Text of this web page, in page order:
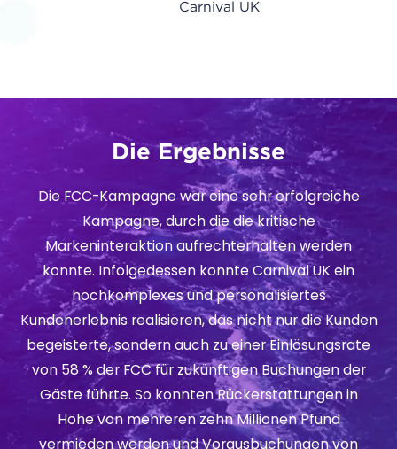
Carnival UK
Die Ergebnisse
Die FCC-Kampagne war eine sehr erfolgreiche
Kampagne, durch die die kritische
Markeninteraktion aufrechterhalten werden
konnte. Infolgedessen konnte Carnival UK ein
hochkomplexes und personalisiertes
Kundenerlebnis realisieren, das nicht nur die Kunden
begeisterte, sondern auch zu einer Einlösungsrate
von 58 % der FCC für zukünftigen Buchungen der
Gäste führte. So konnten Rückerstattungen in
Höhe von mehreren zehn Millionen Pfund
vermieden werden und Vorausbuchungen von